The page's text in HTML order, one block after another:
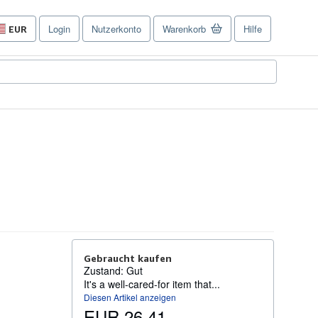
EUR
Seite
der
Login Nutzerkonto Warenkorb Hilfe
Gebraucht kaufen
Zustand: Gut
It's a well-cared-for item that...
Diesen Artikel anzeigen